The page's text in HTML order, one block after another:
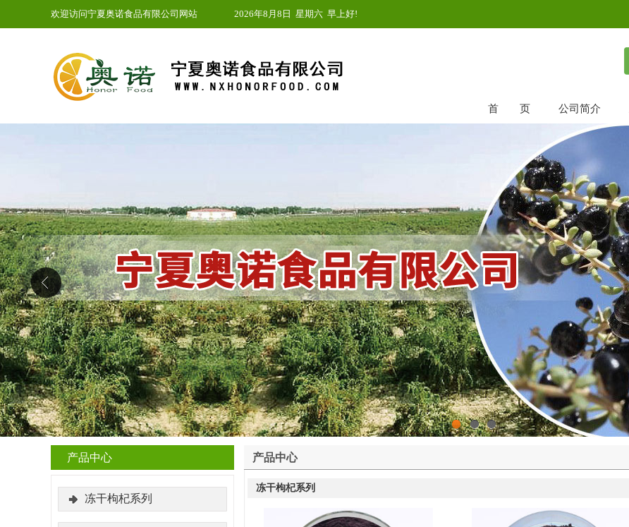
欢迎访问宁夏奥诺食品有限公司网站 2026年8月8日 星期六 早上好!
首 页 公司简介
1 2
3
产品中心
冻干枸杞系列
产品中心
冻干枸杞系列